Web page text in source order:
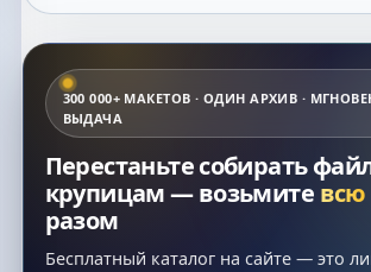
300 000+ МАКЕТОВ · ОДИН АРХИВ ·
ВЫДАЧА
Перестаньте собирать
крупицам — возьмите всю
разом
Бесплатный каталог на сайте — это